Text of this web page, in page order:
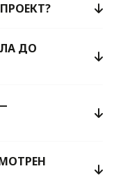
ДО